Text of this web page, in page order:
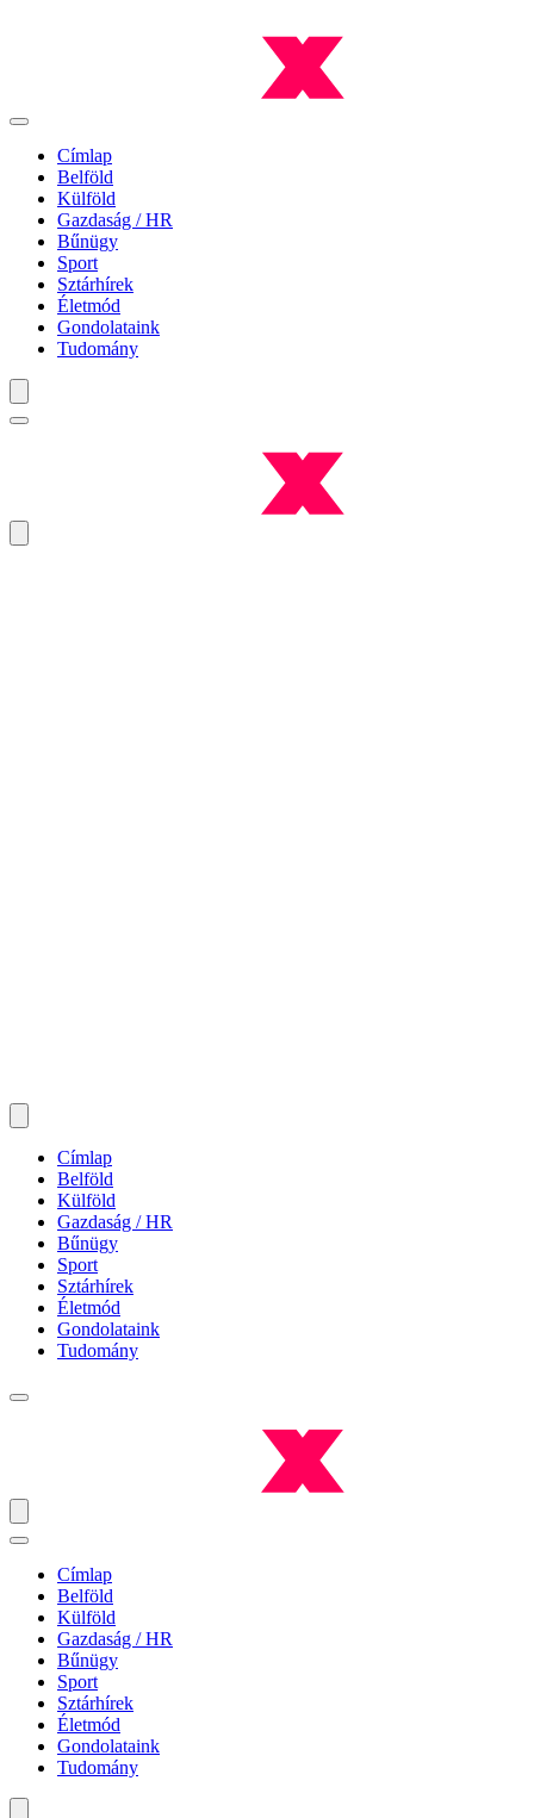
Címlap
Belföld
Külföld
Gazdaság / HR
Bűnügy
Sport
Sztárhírek
Életmód
Gondolataink
Tudomány
Címlap
Belföld
Külföld
Gazdaság / HR
Bűnügy
Sport
Sztárhírek
Életmód
Gondolataink
Tudomány
Címlap
Belföld
Külföld
Gazdaság / HR
Bűnügy
Sport
Sztárhírek
Életmód
Gondolataink
Tudomány